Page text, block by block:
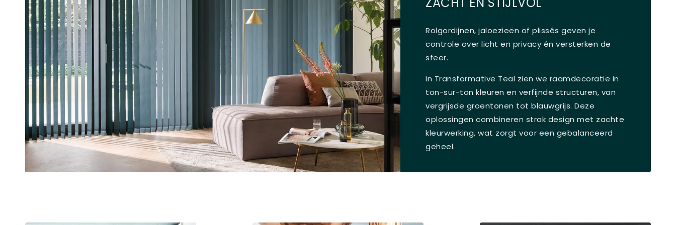
Rolgordijnen, jaloezieën of plissés geven je
controle over licht en privacy én versterken de
sfeer.
In Transformative Teal zien we raamdecoratie in
ton-sur-ton kleuren en verfijnde structuren, van
vergrijsde groentonen tot blauwgrijs. Deze
oplossingen combineren strak design met zachte
kleurwerking, wat zorgt voor een gebalanceerd
geheel.